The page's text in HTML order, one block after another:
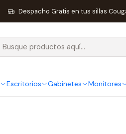
Escritorios Gabinetes Monitores
Despacho Gratis en tus sillas
Inicio Sillas y Sofas Sillas
ARMOR